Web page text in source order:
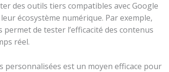
des outils tiers compatibles avec Google
écosystème numérique. Par exemple,
de tester l’efficacité des contenus
réel.
est un moyen efficace pour